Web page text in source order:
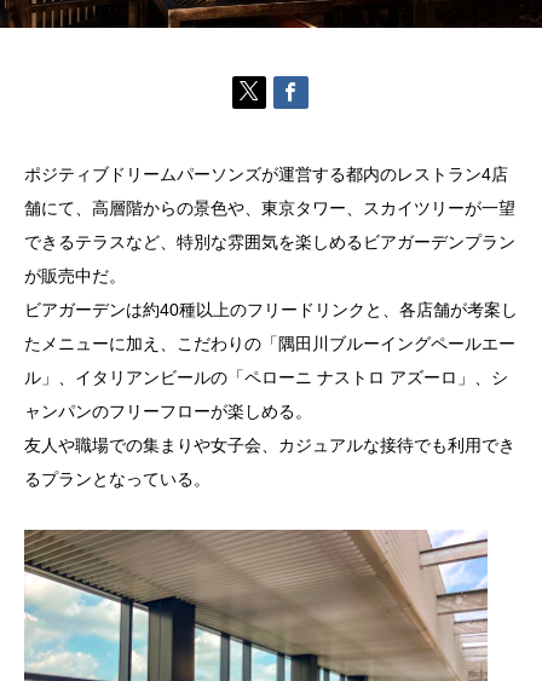
ポジティブドリームパーソンズが運営する都内のレストラン4店
舗にて、高層階からの景色や、東京タワー、スカイツリーが一望
できるテラスなど、特別な雰囲気を楽しめるビアガーデンプラン
が販売中だ。
ビアガーデンは約40種以上のフリードリンクと、各店舗が考案し
たメニューに加え、こだわりの「隅田川ブルーイングペールエー
ル」、イタリアンビールの「ペローニ ナストロ アズーロ」、シ
ャンパンのフリーフローが楽しめる。
友人や職場での集まりや女子会、カジュアルな接待でも利用でき
るプランとなっている。